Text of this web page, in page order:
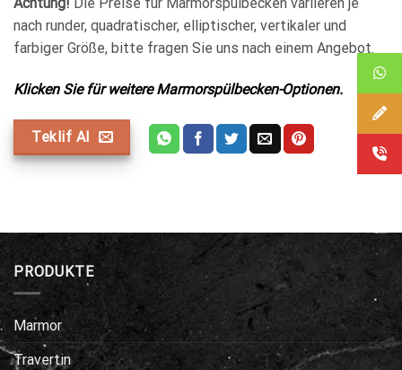
nach runder, quadratischer, elliptischer, vertikaler und
farbiger Größe, bitte fragen Sie uns nach einem Angebot.
Klicken Sie für weitere Marmorspülbecken-Optionen.
Teklif Al
PRODUKTE
Marmor
Travertin